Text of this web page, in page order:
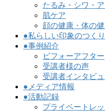
たるみ・シワ・
肌ケア
顔の健康・体の
●私らしい印象のつく
●事例紹介
ビフォーアフター
受講者様の声
受講者インタビ
●メディア情報
●活動記録
プライベートレ